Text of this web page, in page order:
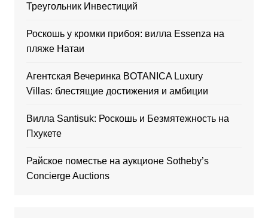
Треугольник Инвестиций
Роскошь у кромки прибоя: вилла Essenza на
пляже Натаи
Агентская Вечеринка BOTANICA Luxury
Villas: блестящие достижения и амбиции
Вилла Santisuk: Роскошь и Безмятежность на
Пхукете
Райское поместье на аукционе Sotheby’s
Concierge Auctions